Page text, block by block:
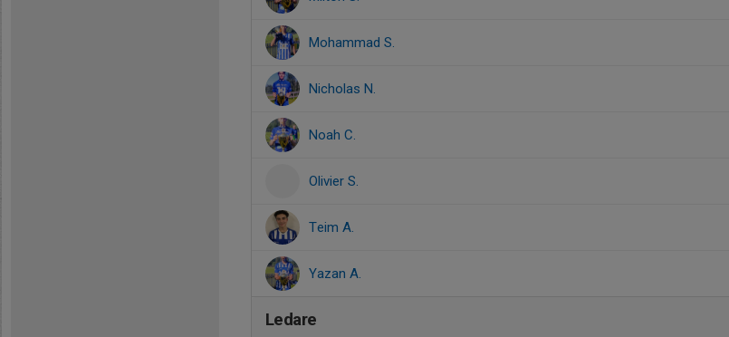
Mohammad S.
Nicholas N.
Noah C.
Olivier S.
Teim A.
Yazan A.
Ledare